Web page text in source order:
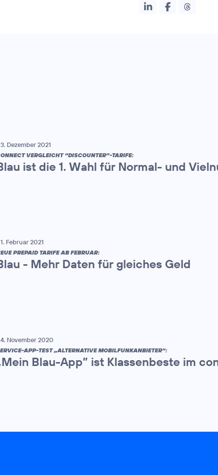
Dezember 2021
VERGLEICHT “DISCOUNTER”-TARIFE:
ist die 1. Wahl für Normal- und
Februar 2021
PREPAID TARIFE AB FEBRUAR:
- Mehr Daten für gleiches Geld
November 2020
APP-TEST „ALTERNATIVE MOBILFUNKANBIETER“:
Blau-App” ist Klassenbeste im